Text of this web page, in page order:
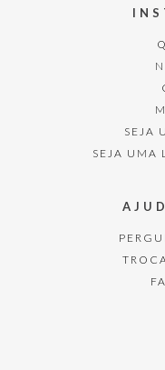
SEJA
SEJA UMA